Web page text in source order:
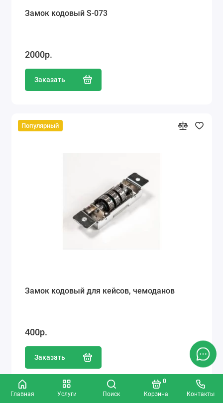
Главная Услуги Поиск Корзина
0
Контакты
Замок кодовый S-073
2000р.
Заказать
Популярный
Замок кодовый для кейсов, чемоданов
400р.
Заказать